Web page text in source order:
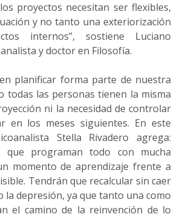
proyectos necesitan ser flexibles,
y no tanto una exteriorización
internos”, sostiene Luciano
y doctor en Filosofía.
planificar forma parte de nuestra
todas las personas tienen la misma
ni la necesidad de controlar
en los meses siguientes. En este
Stella Rivadero agrega:
que programan todo con mucha
momento de aprendizaje frente a
Tendrán que recalcular sin caer
la depresión, ya que tanto una como
el camino de la reinvención de lo